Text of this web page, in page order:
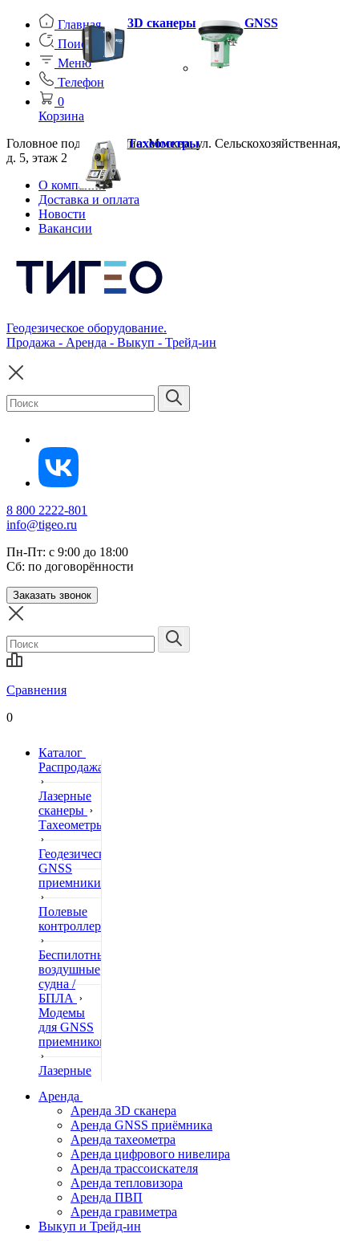
Главная
Поиск
Меню
Телефон
0
Корзина
Головное подразделение: Москва, ул. Сельскохозяйственная,
д. 5, этаж 2
О компании
Доставка и оплата
Новости
Вакансии
Геодезическое оборудование.
Продажа - Аренда - Выкуп - Трейд-ин
8 800 2222-801
info@tigeo.ru
Пн-Пт: с 9:00 до 18:00
Сб: по договорённости
Заказать звонок
Сравнения
0
Каталог
Распродажа
Лазерные
сканеры
Тахеометры
Геодезические
GNSS
приемники
Полевые
контроллеры
Беспилотные
воздушные
судна /
БПЛА
Модемы
для GNSS
приемников
Лазерные
Нивелиры
Теодолиты
Трассоискатели
Неразрушающий
контроль
Аксессуары
3D сканеры GNSS
Тахеометры
Аренда
Аренда 3D сканера
Аренда GNSS приёмника
Аренда тахеометра
Аренда цифрового нивелира
Аренда трассоискателя
Аренда тепловизора
Аренда ПВП
Аренда гравиметра
Выкуп и Трейд-ин